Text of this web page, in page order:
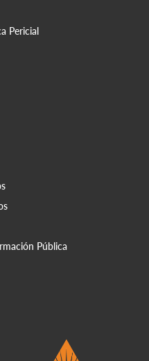
Pericial
Pública